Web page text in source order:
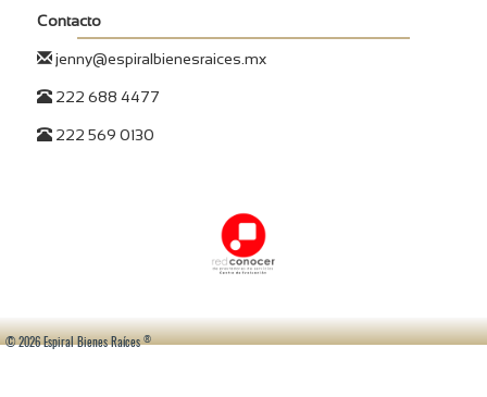
Contacto
jenny@espiralbienesraices.mx
222 688 4477
222 569 0130
© 2026 Espiral Bienes Raíces®